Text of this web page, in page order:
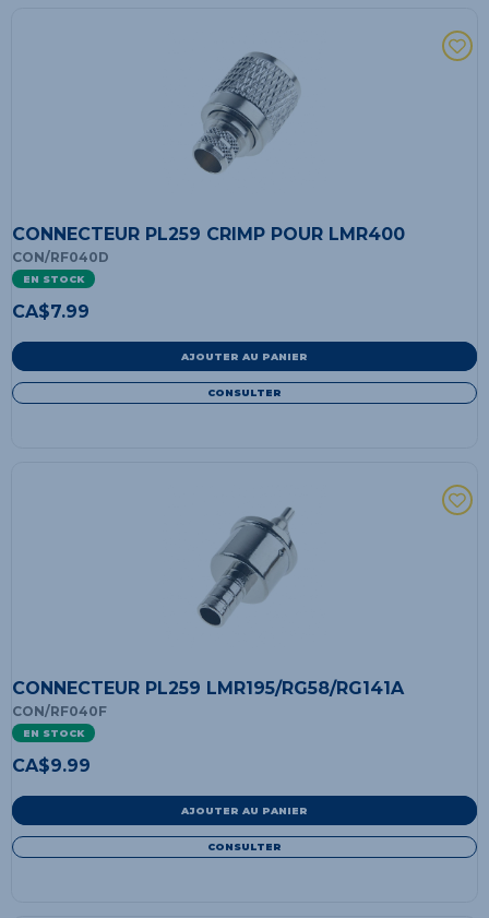
CONNECTEUR PL259 CRIMP POUR LMR400
CON/RF040D
EN STOCK
CA$7.99
AJOUTER AU PANIER
CONSULTER
CONNECTEUR PL259 LMR195/RG58/RG141A
CON/RF040F
EN STOCK
CA$9.99
AJOUTER AU PANIER
CONSULTER